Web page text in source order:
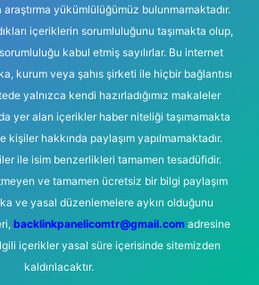
yükümlülüğümüz bulunmamaktadır.
içeriklerin sorumluluğunu taşımakta olup,
kabul etmiş sayılırlar. Bu internet
kurum veya şahıs şirketi ile hiçbir bağlantısı
yalnızca kendi hazırladığımız makaleler
yer alan içerikler haber niteliği taşımamakta
hakkında paylaşım yapılmamaktadır.
ile isim benzerlikleri tamamen tesadüfidir.
ve tamamen ücretsiz bir bilgi paylaşım
ve yasal düzenlemelere aykırı olduğunu
backlinkpanelicomtr@gmail.comadresine
içerikler yasal süre içerisinde sitemizden
kaldırılacaktır.